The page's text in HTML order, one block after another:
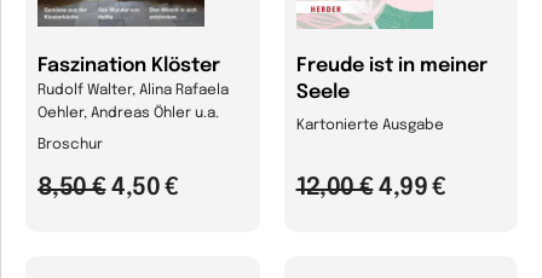
Faszination Klöster
Rudolf Walter, Alina Rafaela
Oehler, Andreas Öhler u.a.
Broschur
8,50 € 4,50 €
Freude ist in meiner
Seele
Kartonierte Ausgabe
12,00 € 4,99 €